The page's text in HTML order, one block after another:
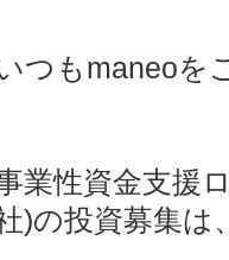
つもmaneoを
業性資金支援
)の投資募集は